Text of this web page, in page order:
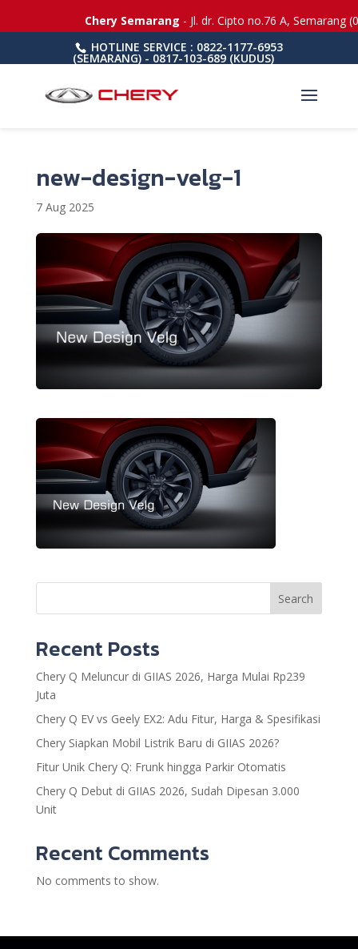
HOTLINE SERVICE : 0822-1177-6953
(SEMARANG) - 0817-103-689 (KUDUS)
new-design-velg-1
7 Aug 2025
Chery Semarang- Jl. dr. Cipto no.76 A, Semarang
Search
Recent Posts
Chery Q Meluncur di GIIAS 2026, Harga Mulai Rp239
Juta
Chery Q EV vs Geely EX2: Adu Fitur, Harga & Spesifikasi
Chery Siapkan Mobil Listrik Baru di GIIAS 2026?
Fitur Unik Chery Q: Frunk hingga Parkir Otomatis
Chery Q Debut di GIIAS 2026, Sudah Dipesan 3.000
Unit
Recent Comments
No comments to show.